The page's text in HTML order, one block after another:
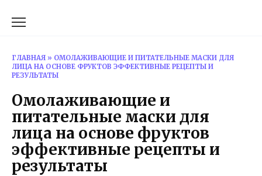
ГЛАВНАЯ » ОМОЛАЖИВАЮЩИЕ И ПИТАТЕЛЬНЫЕ МАСКИ ДЛЯ
ЛИЦА НА ОСНОВЕ ФРУКТОВ ЭФФЕКТИВНЫЕ РЕЦЕПТЫ И
РЕЗУЛЬТАТЫ
Омолаживающие и
питательные маски для
лица на основе фруктов
эффективные рецепты и
результаты